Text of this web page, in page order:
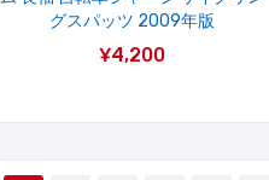
グスパッツ 2009年版
¥4,200